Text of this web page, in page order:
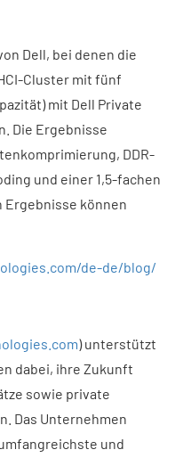
Dell, bei denen die
Cluster mit fünf
mit Dell Private
Die Ergebnisse
DDR-
und einer 1,5-fachen
Ergebnisse können
de-de/blog/
) unterstützt
dabei, ihre Zukunft
sowie private
Das Unternehmen
und